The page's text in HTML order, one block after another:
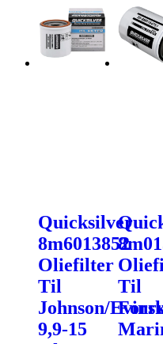
Quicksilver
8m6013852
Oliefilter
Til
Johnson/
9,9-15
Til